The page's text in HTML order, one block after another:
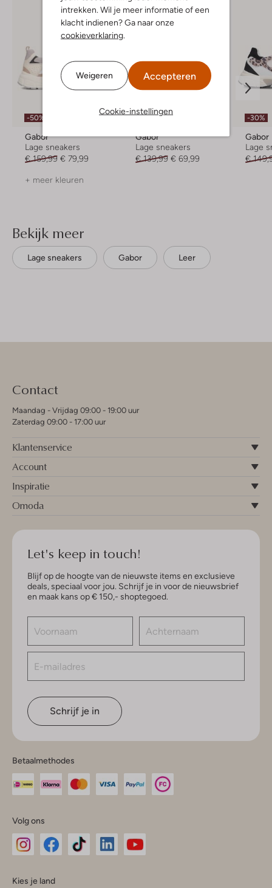
intrekken. Wil je meer informatie of een
klacht indienen? Ga naar onze
cookieverklaring
Weigeren Accepteren
Cookie-instellingen
-50%
Gabor
Lage sneakers
€ 159,99 € 79,99
+ meer kleuren
Gabor
Lage sneakers
€ 139,99 € 69,99
-30%
Gabor
Lage
€
Bekijk meer
Lage sneakers Gabor Leer
Contact
Maandag - Vrijdag 09:00 - 19:00 uur
Zaterdag 09:00 - 17:00 uur
Klantenservice
Account
Inspiratie
Omoda
Let's keep in touch!
Blijf op de hoogte van de nieuwste items en exclusieve
deals, speciaal voor jou. Schrijf je in voor de nieuwsbrief
en maak kans op € 150,- shoptegoed.
Schrijf je in
Betaalmethodes
Volg ons
Kies je land